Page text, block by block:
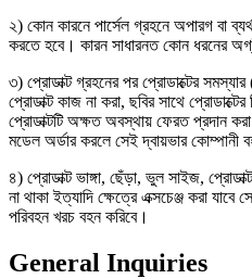
২) কোন কারনে পার্সেল গ্রহনে অপারগ বা
করতে হবে। কারন সাধারনত কোন ধরনের
৩) প্রোডাক্ট গ্রহনের পর প্রোডাক্টের
প্রোডাক্ট কাজ না করা, ছবির সাথে
প্রোডাক্টটি অক্ষত অবস্থায় ফেরত প্রদান
মডেল অর্ডার করলে সেই দ্বায়ভার কোম্পানী
৪) প্রোডাক্ট ভাঙ্গা, ছেঁড়া, ভুল সাইজ,
না থাকা ইত্যাদি ক্ষেত্রে এক্সচেঞ্জ করা
পরিবহন খরচ বহন করিবে।
General Inquiries